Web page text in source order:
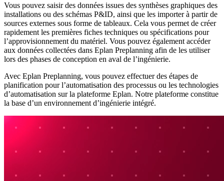
Vous pouvez saisir des données issues des synthèses graphiques des
installations ou des schémas P&ID, ainsi que les importer à partir de
sources externes sous forme de tableaux. Cela vous permet de créer
rapidement les premières fiches techniques ou spécifications pour
l’approvisionnement du matériel. Vous pouvez également accéder
aux données collectées dans Eplan Preplanning afin de les utiliser
lors des phases de conception en aval de l’ingénierie.
Avec Eplan Preplanning, vous pouvez effectuer des étapes de
planification pour l’automatisation des processus ou les technologies
d’automatisation sur la plateforme Eplan. Notre plateforme constitue
la base d’un environnement d’ingénierie intégré.